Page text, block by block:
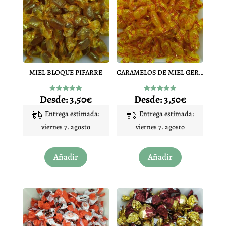
MIEL BLOQUE PIFARRE
Valorado
con
de 5
Desde:3,50€
Entrega estimada:
viernes 7. agosto
Añadir
producto
variantes.
Las
opciones
CARAMELOS DE MIEL GERMIEL
Valorado
con
de 5
Desde:3,50€
Entrega estimada:
viernes 7. agosto
Añadir
producto
variantes.
Las
opciones